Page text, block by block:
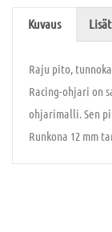
Kuvaus
Raju pito,
Racing-ohjari on
ohjarimalli. Sen
Runkona 12 mm